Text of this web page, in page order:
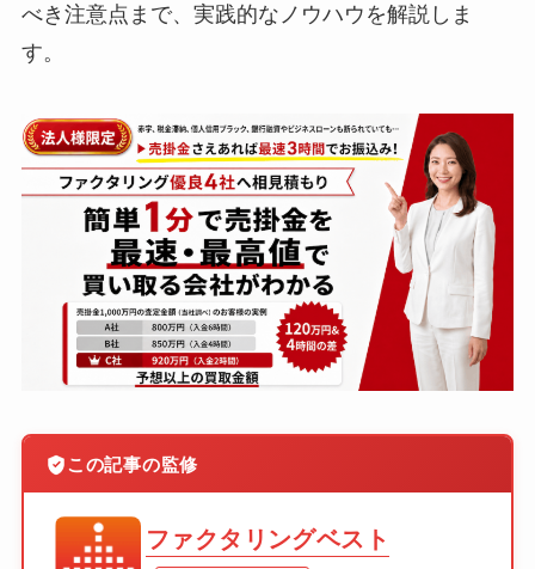
べき注意点まで、実践的なノウハウを解説しま
す。
この記事の監修
ファクタリングベスト